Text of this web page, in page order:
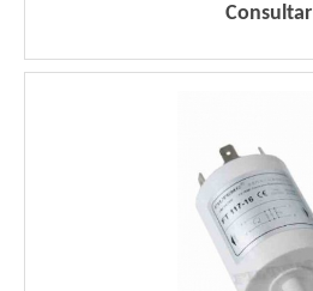
Consultar